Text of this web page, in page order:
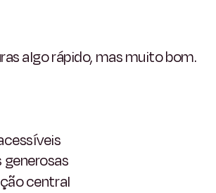
algo rápido, mas muito bom.
central